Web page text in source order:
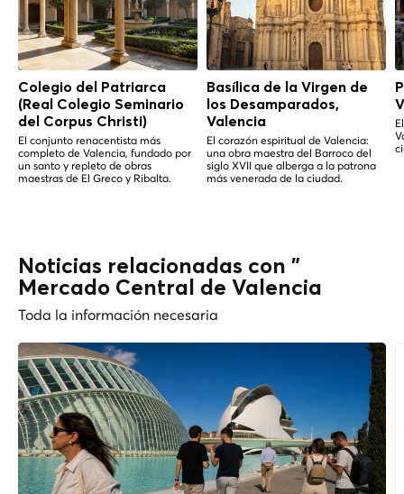
Colegio del Patriarca
(Real Colegio Seminario
del Corpus Christi)
El conjunto renacentista más
completo de Valencia, fundado por
un santo y repleto de obras
maestras de El Greco y Ribalta.
Basílica de la Virgen de
los Desamparados,
Valencia
El corazón espiritual de Valencia:
una obra maestra del Barroco del
siglo XVII que alberga a la patrona
más venerada de la ciudad.
Noticias relacionadas con "
Mercado Central de Valencia
Toda la información necesaria